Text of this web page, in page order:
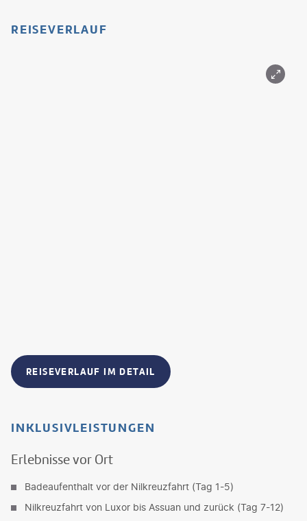
REISEVERLAUF
REISEVERLAUF IM DETAIL
INKLUSIVLEISTUNGEN
Erlebnisse vor Ort
Badeaufenthalt vor der Nilkreuzfahrt (Tag 1-5)
Nilkreuzfahrt von Luxor bis Assuan und zurück (Tag 7-12)